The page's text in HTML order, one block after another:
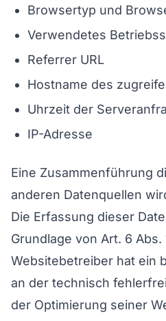
Browsertyp und
Verwendetes
Referrer URL
Hostname des
Uhrzeit der
IP-Adresse
Eine Zusammenführung
anderen Datenquellen
Die Erfassung dieser
Grundlage von Art. 6 Abs.
Websitebetreiber hat ein
an der technisch
der Optimierung seiner